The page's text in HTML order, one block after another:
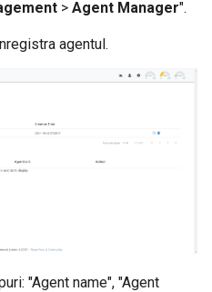
> Agent Manager".
agentul.
"Agent name", "Agent